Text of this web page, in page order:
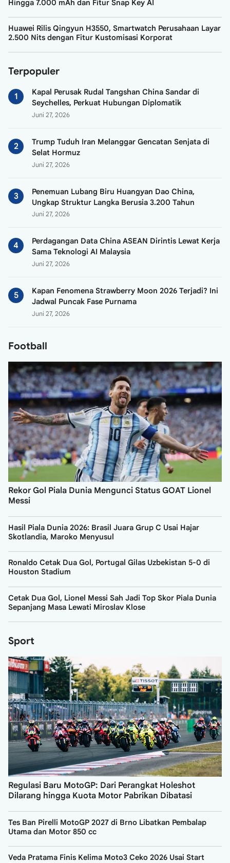
Hingga 7.000 mAh dan Fitur Snap Key AI
Huawei Rilis Qingyun H3550, Smartwatch Perusahaan Layar
2.500 Nits dengan Fitur Kustomisasi Korporat
Terpopuler
Kapal Perusak Rudal Tangshan China Sandar di
Seychelles, Perkuat Hubungan Diplomatik
Juni 27, 2026
Trump Tuduh Iran Melanggar Gencatan Senjata di
Selat Hormuz
Juni 27, 2026
Penemuan Lubang Biru Huangyan Dao China,
Ungkap Struktur Langka Berusia 3.200 Tahun
Juni 27, 2026
Perdagangan Data China ASEAN Dirintis Lewat Kerja
Sama Teknologi AI Malaysia
Juni 27, 2026
Kapan Fenomena Strawberry Moon 2026 Terjadi? Ini
Jadwal Puncak Fase Purnama
Juni 27, 2026
Football
Rekor Gol Piala Dunia Mengunci Status GOAT Lionel
Messi
Hasil Piala Dunia 2026: Brasil Juara Grup C Usai Hajar
Skotlandia, Maroko Menyusul
Ronaldo Cetak Dua Gol, Portugal Gilas Uzbekistan 5-0 di
Houston Stadium
Cetak Dua Gol, Lionel Messi Sah Jadi Top Skor Piala Dunia
Sepanjang Masa Lewati Miroslav Klose
Sport
Regulasi Baru MotoGP: Dari Perangkat Holeshot
Dilarang hingga Kuota Motor Pabrikan Dibatasi
Tes Ban Pirelli MotoGP 2027 di Brno Libatkan Pembalap
Utama dan Motor 850 cc
Veda Pratama Finis Kelima Moto3 Ceko 2026 Usai Start